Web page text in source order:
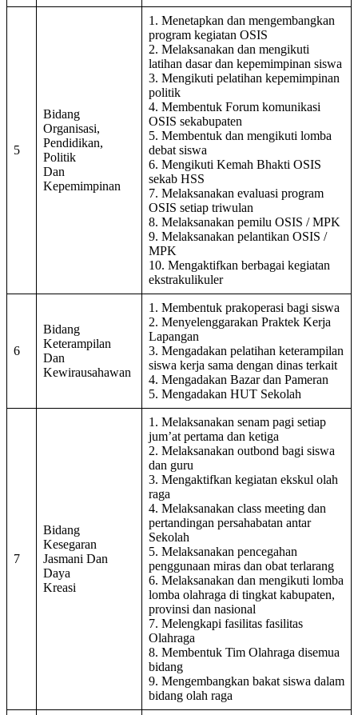
5
Bidang
Organisasi,
Pendidikan,
Politik
Dan
Kepemimpinan
1. Menetapkan dan mengembangkan
program kegiatan OSIS
2. Melaksanakan dan mengikuti
latihan dasar dan kepemimpinan siswa
3. Mengikuti pelatihan kepemimpinan
politik
4. Membentuk Forum komunikasi
OSIS sekabupaten
5. Membentuk dan mengikuti lomba
debat siswa
6. Mengikuti Kemah Bhakti OSIS
sekab HSS
7. Melaksanakan evaluasi program
OSIS setiap triwulan
8. Melaksanakan pemilu OSIS / MPK
9. Melaksanakan pelantikan OSIS /
MPK
10. Mengaktifkan berbagai kegiatan
ekstrakulikuler
6
Bidang
Keterampilan
Dan
Kewirausahawan
1. Membentuk prakoperasi bagi siswa
2. Menyelenggarakan Praktek Kerja
Lapangan
3. Mengadakan pelatihan keterampilan
siswa kerja sama dengan dinas terkait
4. Mengadakan Bazar dan Pameran
5. Mengadakan HUT Sekolah
7
Bidang
Kesegaran
Jasmani Dan
Daya
Kreasi
1. Melaksanakan senam pagi setiap
jum’at pertama dan ketiga
2. Melaksanakan outbond bagi siswa
dan guru
3. Mengaktifkan kegiatan ekskul olah
raga
4. Melaksanakan class meeting dan
pertandingan persahabatan antar
Sekolah
5. Melaksanakan pencegahan
penggunaan miras dan obat terlarang
6. Melaksanakan dan mengikuti lomba
lomba olahraga di tingkat kabupaten,
provinsi dan nasional
7. Melengkapi fasilitas fasilitas
Olahraga
8. Membentuk Tim Olahraga disemua
bidang
9. Mengembangkan bakat siswa dalam
bidang olah raga